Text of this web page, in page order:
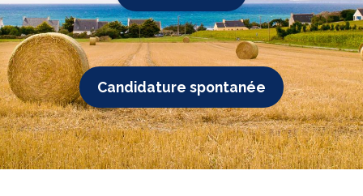
Candidature spontanée